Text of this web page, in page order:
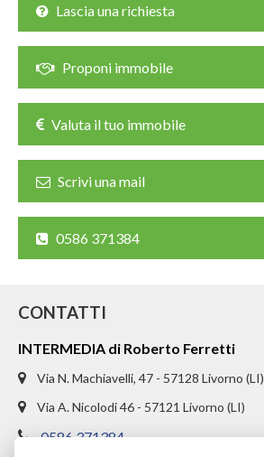
AFFITTO COMMERCIALE
RICHIEDI UNA VALUTAZIONE
LASCIA UNA RICHIESTA
CONTATTI
Lascia una richiesta
Proponi immobile
Valuta il tuo immobile
Scrivi una mail
0586 371384
CONTATTI
INTERMEDIA di Roberto Ferretti
Via N. Machiavelli, 47 - 57128 Livorno (LI)
Via A. Nicolodi 46 - 57121 Livorno (LI)
0586 371384